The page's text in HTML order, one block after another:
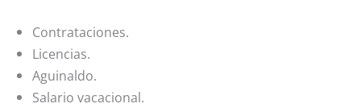
Contrataciones.
Licencias.
Aguinaldo.
Salario vacacional.